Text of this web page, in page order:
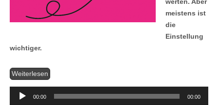
meistens ist
die
Einstellung
wichtiger.
Weiterlesen
00:00 00:00